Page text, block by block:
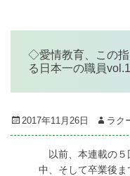
◇愛情教育、この
る日本一の職員
Posted
on
2017年11月26日 Author
ラク
以前、本連載の５
中、そして卒業後